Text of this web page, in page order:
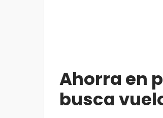
Ahorra en
busca